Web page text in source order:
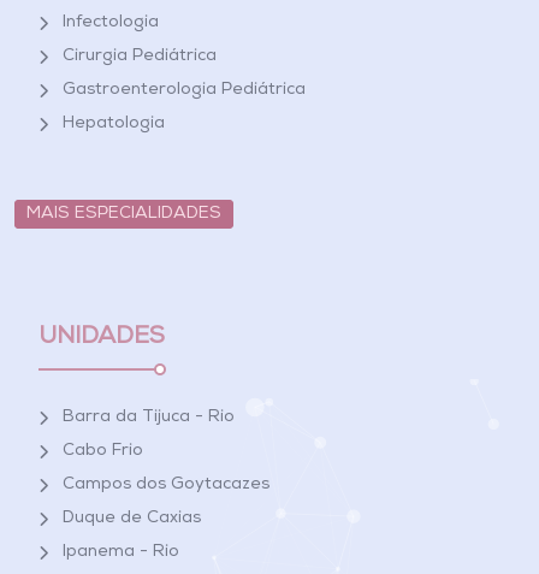
Infectologia
Cirurgia Pediátrica
Gastroenterologia Pediátrica
Hepatologia
MAIS ESPECIALIDADES
UNIDADES
Barra da Tijuca - Rio
Cabo Frio
Campos dos Goytacazes
Duque de Caxias
Ipanema - Rio